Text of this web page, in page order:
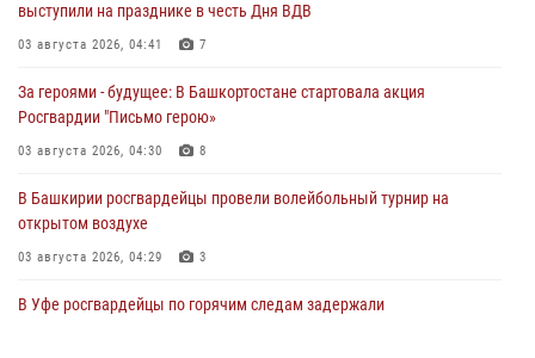
выступили на празднике в честь Дня ВДВ
03 августа 2026, 04:41 7
За героями - будущее: В Башкортостане стартовала акция
Росгвардии "Письмо герою»
03 августа 2026, 04:30 8
В Башкирии росгвардейцы провели волейбольный турнир на
открытом воздухе
03 августа 2026, 04:29 3
В Уфе росгвардейцы по горячим следам задержали